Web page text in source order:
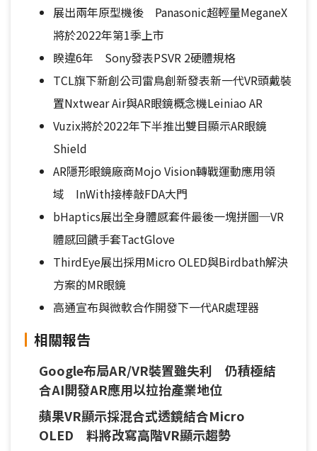
展出兩年原型機後 Panasonic超輕量MeganeX
將於2022年第1季上市
睽違6年 Sony發表PSVR 2硬體規格
TCL旗下新創公司雷鳥創新發表新一代VR頭戴裝
置Nxtwear Air與AR眼鏡概念機Leiniao AR
Vuzix將於2022年下半推出雙目顯示AR眼鏡
Shield
AR隱形眼鏡廠商Mojo Vision轉戰運動應用領
域 InWith接棒敲FDA大門
bHaptics展出全身體感套件最後一塊拼圖─VR
體感回饋手套TactGlove
ThirdEye展出採用Micro OLED與Birdbath解決
方案的MR眼鏡
高通宣布與微軟合作開發下一代AR處理器
相關報告
Google布局AR/VR裝置雖失利 仍積極結
合AI開發AR應用以拉抬產業地位
蘋果VR顯示採混合式透鏡結合Micro
OLED 料將改寫高階VR顯示趨勢